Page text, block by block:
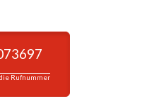
Rufnummer